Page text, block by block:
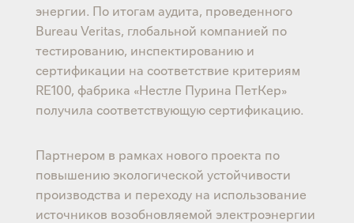
энергии. По итогам аудита, проведенного
Bureau Veritas, глобальной компанией по
тестированию, инспектированию и
сертификации на соответствие критериям
RE100, фабрика «Нестле Пурина ПетКер»
получила соответствующую сертификацию.
Партнером в рамках нового проекта по
повышению экологической устойчивости
производства и переходу на использование
источников возобновляемой электроэнергии